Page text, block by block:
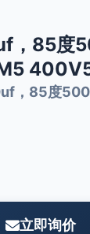
85度
，85度
立即询价